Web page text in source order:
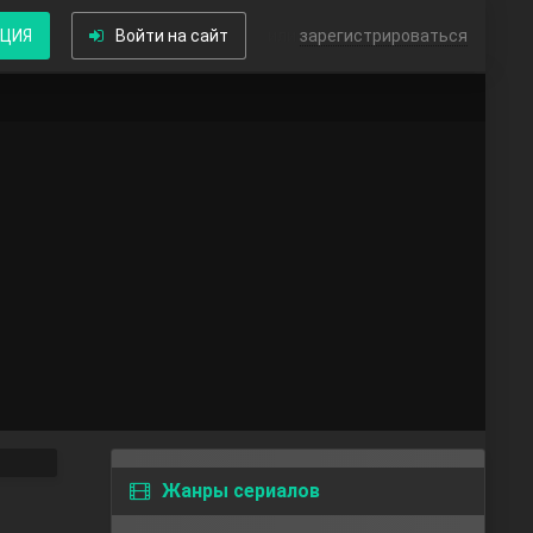
Войти на сайт зарегистрироваться
Жанры сериалов